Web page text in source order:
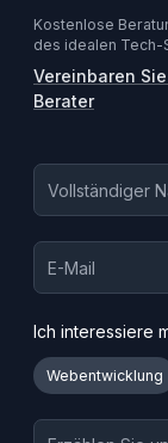
Kostenlose
des idealen Tech-
Vereinbaren
Berater
Ich interessiere
Webentwicklung